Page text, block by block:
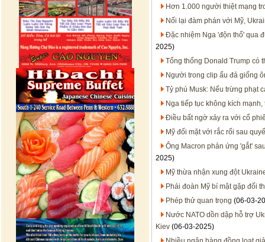
Hơn 1.000 người thiệt mạng
Nối lại đàm phán với Mỹ,
Đặc nhiệm Nga 'độn thổ' qua
2025)
Tổng thống Donald Trump có
Người trong clip ẩu đả giống
Tỷ phú Musk: Nếu trừng phạt
Nga tiếp tục không kích
Điều bất ngờ xảy ra với cổ
Mỹ đối mặt với rắc rối sau
Ông Macron phản ứng 'gắt'
2025)
Mỹ thừa nhận xung đột
Phái đoàn Mỹ bí mật gặp đối
Phép thử quan trọng (06-03-
Nước NATO dồn dập hỗ trợ
Kiev (06-03-2025)